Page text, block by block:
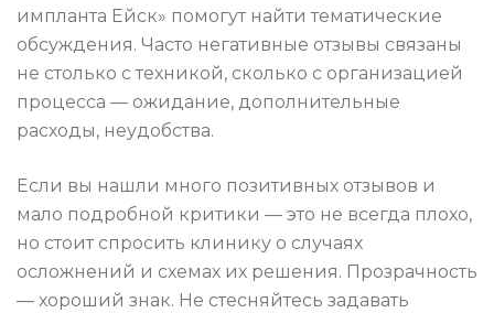
импланта Ейск» помогут найти тематические
обсуждения. Часто негативные отзывы связаны
не столько с техникой, сколько с организацией
процесса — ожидание, дополнительные
расходы, неудобства.
Если вы нашли много позитивных отзывов и
мало подробной критики — это не всегда плохо,
но стоит спросить клинику о случаях
осложнений и схемах их решения. Прозрачность
— хороший знак. Не стесняйтесь задавать